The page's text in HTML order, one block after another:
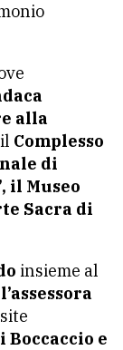
alla
Complesso
di
il Museo
Sacra di
insieme al
e